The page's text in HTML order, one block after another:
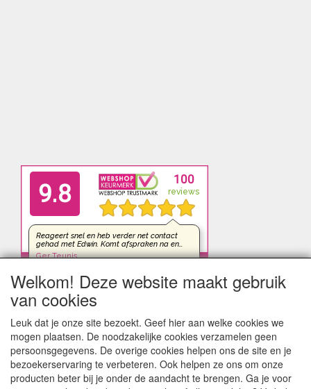
Welkom! Deze website maakt gebruik
van cookies
Leuk dat je onze site bezoekt. Geef hier aan welke cookies we
mogen plaatsen. De noodzakelijke cookies verzamelen geen
persoonsgegevens. De overige cookies helpen ons de site en je
bezoekerservaring te verbeteren. Ook helpen ze ons om onze
producten beter bij je onder de aandacht te brengen. Ga je voor